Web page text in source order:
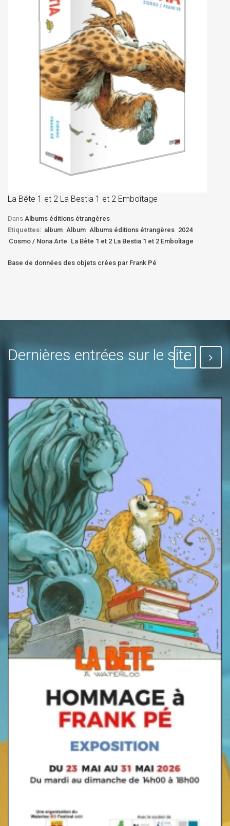
La Bête 1 et 2 La Bestia 1 et 2 Emboîtage
Dans Albums éditions étrangères
Etiquettes: album Album Albums éditions étrangères 2024
Cosmo / Nona Arte La Bête 1 et 2 La Bestia 1 et 2 Emboîtage
Base de données des objets crées par Frank Pé
Dernières entrées sur le site